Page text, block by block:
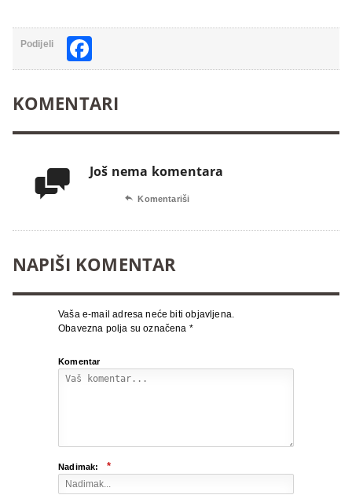
Podijeli
KOMENTARI
 Još nema komentara
 Komentariši
NAPIŠI KOMENTAR
Vaša e-mail adresa neće biti objavljena.
Obavezna polja su označena *
Komentar
Nadimak: *